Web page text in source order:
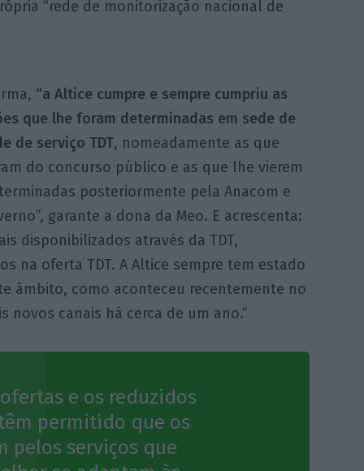
“rede de monitorização nacional de
“a Altice cumpre e sempre cumpriu as
que lhe foram determinadas em sede de
de serviço TDT, nomeadamente as que
do concurso público e as que lhe vierem
posteriormente pela Anacom e
garante a dona da Meo. E acrescenta:
disponibilizados através da TDT,
na oferta TDT. A Altice sempre tem estado
âmbito, como aconteceu recentemente no
canais há cerca de um ano.”
e os reduzidos
permitido que os
pelos serviços que